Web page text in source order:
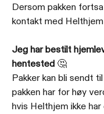
Dersom pakken
kontakt med
Jeg har bestilt
hentested 🤔
Pakker kan bli sendt
pakken har for høy
hvis Helthjem ikke